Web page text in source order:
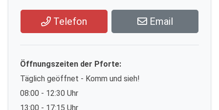
Telefon Email
Öffnungszeiten der Pforte:
Täglich geöffnet - Komm und sieh!
08:00 - 12:30 Uhr
13:00 - 17:15 Uhr